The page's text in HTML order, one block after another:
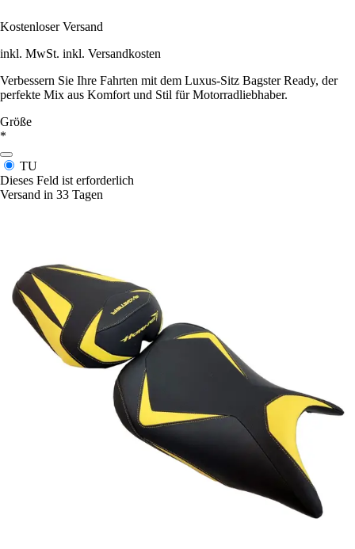
Kostenloser Versand
inkl. MwSt. inkl. Versandkosten
Verbessern Sie Ihre Fahrten mit dem Luxus-Sitz Bagster Ready, der
perfekte Mix aus Komfort und Stil für Motorradliebhaber.
Größe
*
TU
Dieses Feld ist erforderlich
Versand in 33 Tagen